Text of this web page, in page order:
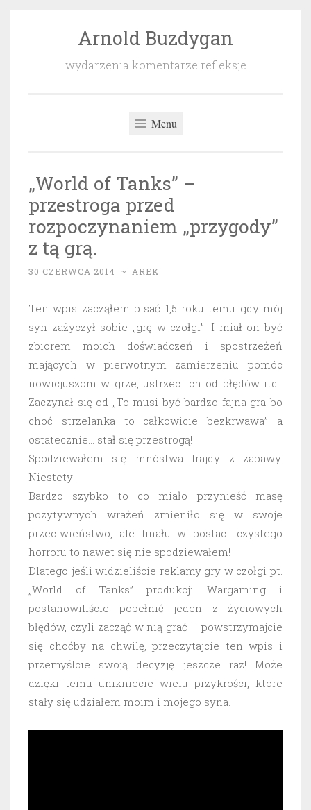
Arnold Buzdygan
wydarzenia komentarze refleksje
Menu
„World of Tanks” –
przestroga przed
rozpoczynaniem „przygody”
z tą grą.
30 CZERWCA 2014 ~ AREK
Ten wpis zacząłem pisać 1,5 roku temu gdy mój
syn zażyczył sobie „grę w czołgi”. I miał on być
zbiorem moich doświadczeń i spostrzeżeń
mających w pierwotnym zamierzeniu pomóc
nowicjuszom w grze, ustrzec ich od błędów itd.
Zaczynał się od „To musi być bardzo fajna gra bo
choć strzelanka to całkowicie bezkrwawa” a
ostatecznie… stał się przestrogą!
Spodziewałem się mnóstwa frajdy z zabawy.
Niestety!
Bardzo szybko to co miało przynieść masę
pozytywnych wrażeń zmieniło się w swoje
przeciwieństwo, ale finału w postaci czystego
horroru to nawet się nie spodziewałem!
Dlatego jeśli widzieliście reklamy gry w czołgi pt.
„World of Tanks” produkcji Wargaming i
postanowiliście popełnić jeden z życiowych
błędów, czyli zacząć w nią grać – powstrzymajcie
się choćby na chwilę, przeczytajcie ten wpis i
przemyślcie swoją decyzję jeszcze raz! Może
dzięki temu unikniecie wielu przykrości, które
stały się udziałem moim i mojego syna.